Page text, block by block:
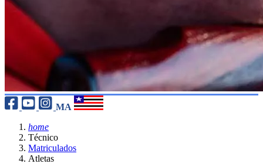
MA
home
Técnico
Matriculados
Atletas